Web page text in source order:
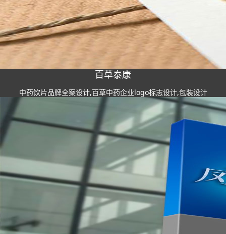
百草泰康
中药饮片品牌全案设计,百草中药企业logo标志设计,包装设计